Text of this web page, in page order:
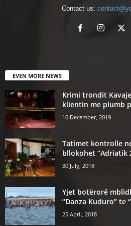
Contact us:
EVEN MORE NEWS
Krimi trondit
klientin me plumb
10 December, 2019
Tatimet kontrolle
bllokohet “Adriatik
30 July, 2018
Yjet botërorë
“Danza Kuduro” te
25 April, 2018